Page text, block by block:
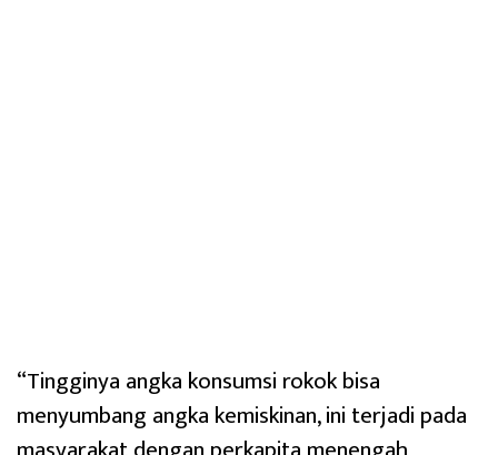
“Tingginya angka konsumsi rokok bisa
menyumbang angka kemiskinan, ini terjadi pada